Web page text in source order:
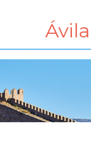
Ávila